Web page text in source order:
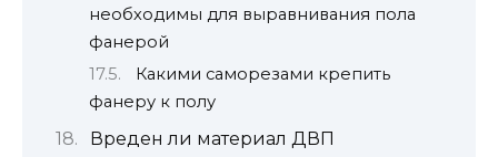
необходимы для выравнивания пола
фанерой
Какими саморезами крепить
фанеру к полу
Вреден ли материал ДВП